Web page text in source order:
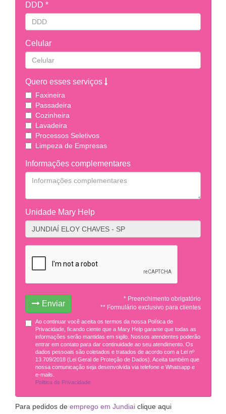
DDD *
Celular
Quero esses serviços
Faxineira
Passadeira
Cozinheira
Lavadeira
Processos Seletivos
Limpeza de Empresas
Informações complementares
Unidade Mary Help
Enviar
* Preenchimento obrigatório
** Formulário exclusivo para clientes
Ao continuar você aceita os termos da nossa Política de
Privacidade, ficando ciente que a Mary Help garante que todas as
informações serão mantidas em sigilo. Nossos atendentes poderão
entrar em contato para dar continuidade ao seu atendimento. Os
dados pessoais são coletados e tratados de acordo com a Lei nº
13.709/2018 (Lei Geral de Proteção de Dados). Aceita também que
nossa comunicação seja desenvolvida via telefone e Whatsapp e
e-mails.
Politica de Privacidade
Para pedidos de emprego em Jundiai clique aqui